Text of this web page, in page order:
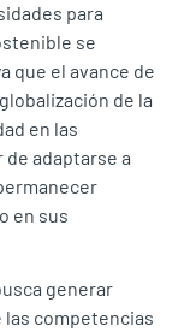
para
se
que el avance de
de la
en las
adaptarse a
en sus
generar
las competencias